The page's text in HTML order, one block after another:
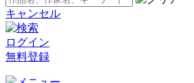
キャンセル
ログイン
無料登録